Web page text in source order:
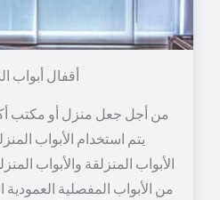
أقفال أبواب
من أجل جعل منزل أو مكتب
يتم استخدام الأبواب
الأبواب المنزلقة والأبواب
من الأبواب المفصلية